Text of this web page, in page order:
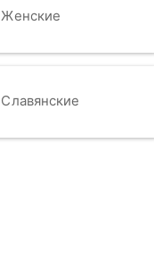
Женские
Славянские